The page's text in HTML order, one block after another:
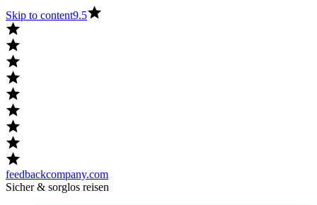
Skip to content9.5
feedbackcompany.com
Sicher & sorglos reisen